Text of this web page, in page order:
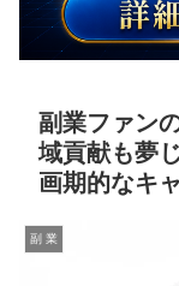
副業ファン
域貢献も夢
画期的なキ
副 業